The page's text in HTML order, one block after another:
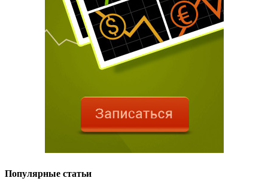
Популярные статьи